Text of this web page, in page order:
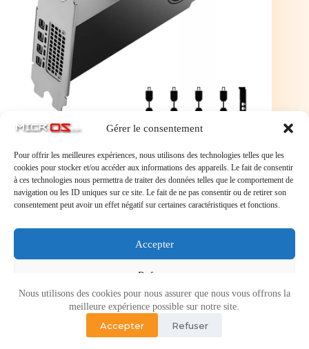
Gérer le consentement
Pour offrir les meilleures expériences, nous utilisons des technologies telles que les
cookies pour stocker et/ou accéder aux informations des appareils. Le fait de consentir
à ces technologies nous permettra de traiter des données telles que le comportement de
navigation ou les ID uniques sur ce site. Le fait de ne pas consentir ou de retirer son
consentement peut avoir un effet négatif sur certaines caractéristiques et fonctions.
Accepter
Refuser
Voir les préférences
Politique de cookiesPolitique de confidentialité
Nous utilisons des cookies pour nous assurer que nous vous offrons la
meilleure expérience possible sur notre site.
Accepter Refuser
traiter efficacement les charges de travail les plus
exigeantes sur les applications professionnelles comme
le traitement vidéo, les workflows de création de
contenu… La carte graphique embarque 2816 coeurs
Cuda, 48 Tensors Cores de quatrième génération et 22
toutes ses capacités dans une utilisation
professionnelle.